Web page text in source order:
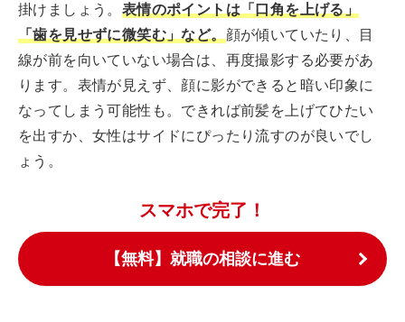
掛けましょう。 表情のポイントは「口角を上げる」
「歯を見せずに微笑む」など。顔が傾いていたり、目
線が前を向いていない場合は、再度撮影する必要があ
ります。表情が見えず、顔に影ができると暗い印象に
なってしまう可能性も。できれば前髪を上げてひたい
を出すか、女性はサイドにぴったり流すのが良いでし
ょう。
スマホで完了！
【無料】就職の相談に進む